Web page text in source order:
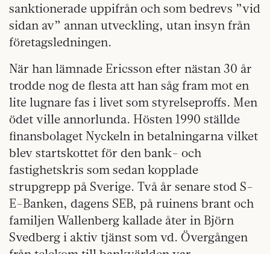
sanktionerade uppifrån och som bedrevs ”vid
sidan av” annan utveckling, utan insyn från
företagsledningen.
När han lämnade Ericsson efter nästan 30 år
trodde nog de flesta att han såg fram mot en
lite lugnare fas i livet som styrelseproffs. Men
ödet ville annorlunda. Hösten 1990 ställde
finansbolaget Nyckeln in betalningarna vilket
blev startskottet för den bank- och
fastighetskris som sedan kopplade
strupgrepp på Sverige. Två år senare stod S-
E-Banken, dagens SEB, på ruinens brant och
familjen Wallenberg kallade åter in Björn
Svedberg i aktiv tjänst som vd. Övergången